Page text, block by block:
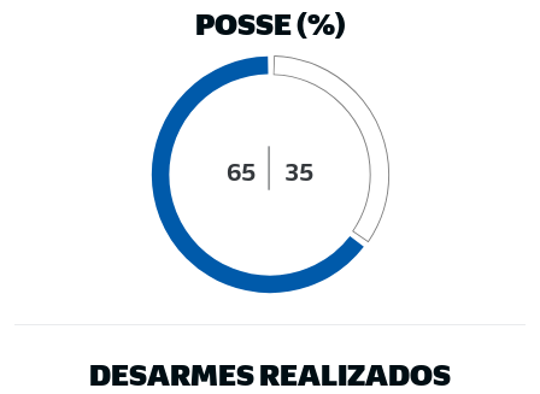
POSSE (%)
65 35
DESARMES REALIZADOS